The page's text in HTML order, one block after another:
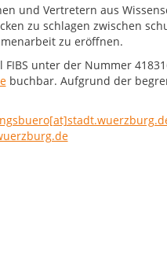
und Vertretern aus
zu schlagen zwischen
zu eröffnen.
unter der Nummer
buchbar. Aufgrund der